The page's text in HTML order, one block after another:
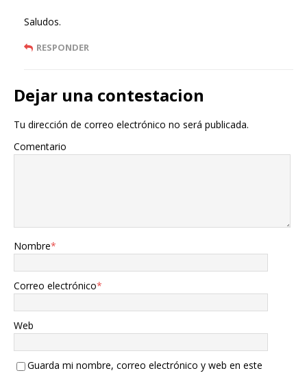
Saludos.
RESPONDER
Dejar una contestacion
Tu dirección de correo electrónico no será publicada.
Comentario
Nombre*
Correo electrónico*
Web
Guarda mi nombre, correo electrónico y web en este